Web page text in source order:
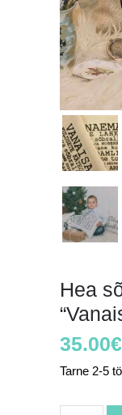
Hea
35.00€
Tarne 2-5